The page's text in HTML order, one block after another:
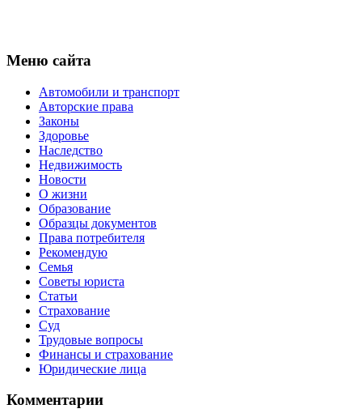
Меню сайта
Автомобили и транспорт
Авторские права
Законы
Здоровье
Наследство
Недвижимость
Новости
О жизни
Образование
Образцы документов
Права потребителя
Рекомендую
Семья
Советы юриста
Статьи
Страхование
Суд
Трудовые вопросы
Финансы и страхование
Юридические лица
Комментарии